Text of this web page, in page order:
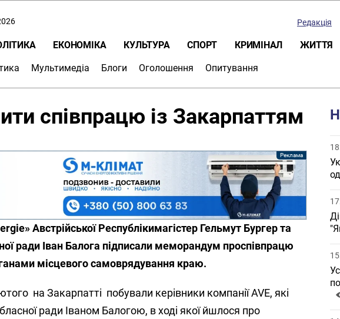
Редакція
ЕКОНОМІКА КУЛЬТУРА СПОРТ КРИМІНАЛ ЖИТТЯ
Мультимедіа Блоги Оголошення Опитування
співпрацю із Закарпаттям
Австрійської Республікимагістер Гельмут Бургер та
ради Іван Балога підписали меморандум проспівпрацю
місцевого самоврядування краю.
на Закарпатті побували керівники компанії AVE, які
ради Іваном Балогою, в ході якої йшлося про